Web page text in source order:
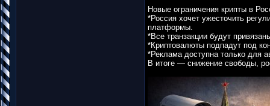
Новые ограничения крипты в
*Россия хочет ужесточить
платформы.
*Все транзакции будут
*Криптовалюты подпадут под
*Реклама доступна только для
В итоге — снижение свободы,